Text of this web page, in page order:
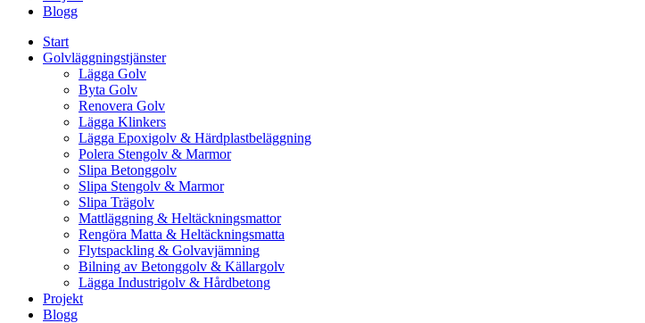
Blogg
Start
Golvläggningstjänster
Lägga Golv
Byta Golv
Renovera Golv
Lägga Klinkers
Lägga Epoxigolv & Härdplastbeläggning
Polera Stengolv & Marmor
Slipa Betonggolv
Slipa Stengolv & Marmor
Slipa Trägolv
Mattläggning & Heltäckningsmattor
Rengöra Matta & Heltäckningsmatta
Flytspackling & Golvavjämning
Bilning av Betonggolv & Källargolv
Lägga Industrigolv & Hårdbetong
Projekt
Blogg